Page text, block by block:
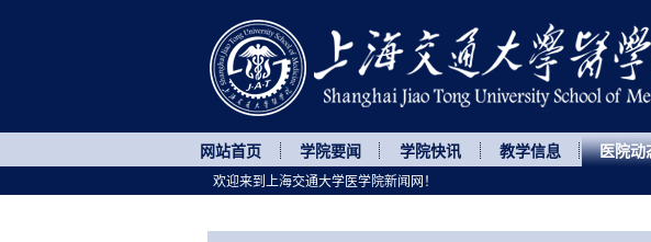
网站首页 学院要闻 学院快讯 教学信息 医院动
欢迎来到上海交通大学医学院新闻网！